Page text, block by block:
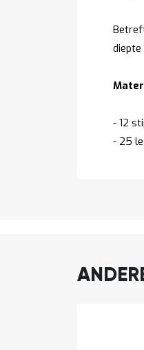
diepte
- 12
- 25